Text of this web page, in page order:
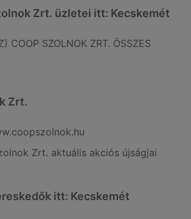
Zrt. üzletei itt: Kecskemét
COOP SZOLNOK ZRT. ÖSSZES
Zrt.
Zrt. aktuális akciós újságjai
itt: Kecskemét